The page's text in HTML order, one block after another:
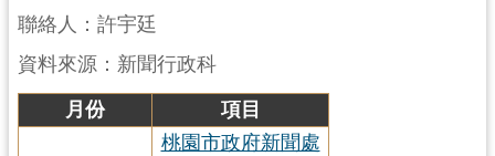
們
機
聯絡人：許宇廷
資料來源：新聞行政科
月份 項目
桃園市政府新聞處